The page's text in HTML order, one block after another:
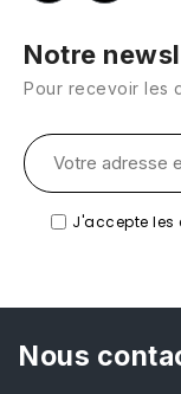
Notre
Pour recevoir les
J'accepte les
Nous